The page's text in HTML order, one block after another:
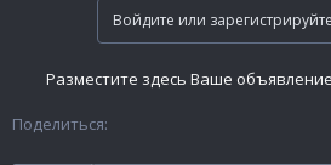
Войдите или
Разместите здесь Ваше
Поделиться: